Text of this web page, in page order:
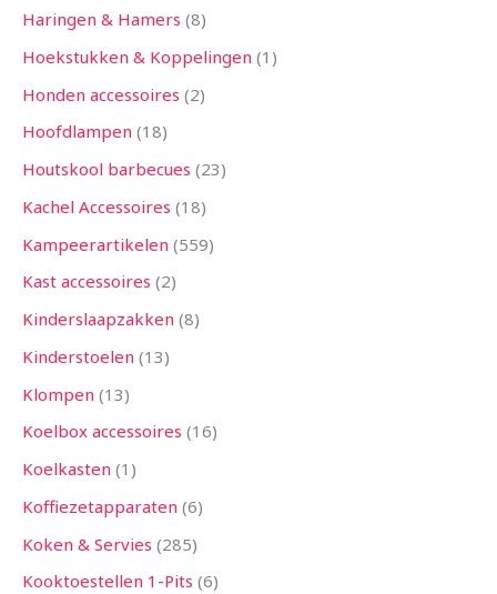
Haringen & Hamers 8
Hoekstukken & Koppelingen 1
Honden accessoires 2
Hoofdlampen 18
Houtskool barbecues 23
Kachel Accessoires 18
Kampeerartikelen 559
Kast accessoires 2
Kinderslaapzakken 8
Kinderstoelen 13
Klompen 13
Koelbox accessoires 16
Koelkasten 1
Koffiezetapparaten 6
Koken & Servies 285
Kooktoestellen 1-Pits 6